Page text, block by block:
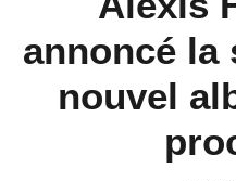
annoncé la
nouvel